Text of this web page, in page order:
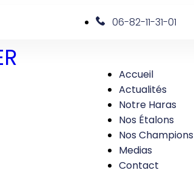
06-82-11-31-01
Accueil
Actualités
Notre Haras
Nos Étalons
Nos Champions
Medias
Contact